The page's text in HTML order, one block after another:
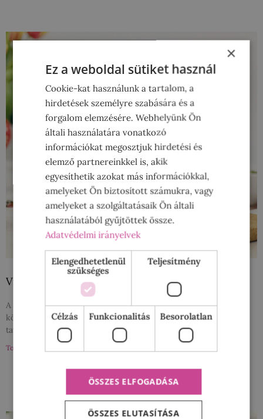
Villámgyors tojássaláta
A tojássaláta az egyik nagy kedvencem, főleg 2 szelet kenyér
közé zárva. Szerintem hetekig tudnám enni, főleg ilyenkor
tavasszal, amikor fel lehet turbózni ropogós és
Tovább a bejegyzéshez »
×
Ez a weboldal sütiket használ
Cookie-kat használunk a tartalom, a
hirdetések személyre szabására és a
forgalom elemzésére. Webhelyünk Ön
általi használatára vonatkozó
információkat megosztjuk hirdetési és
elemző partnereinkkel is, akik
egyesíthetik azokat más információkkal,
amelyeket Ön biztosított számukra, vagy
amelyeket a szolgáltatásaik Ön általi
használatából gyűjtöttek össze.
Adatvédelmi irányelvek
Elengedhetetlenül
szükséges
Teljesítmény
Célzás Funkcionalitás Besorolatlan
ÖSSZES ELFOGADÁSA
ÖSSZES ELUTASÍTÁSA